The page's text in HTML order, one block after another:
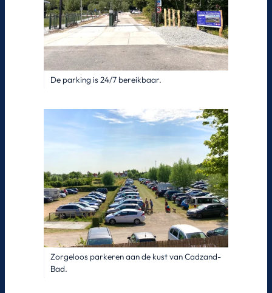
De parking is 24/7 bereikbaar.
Zorgeloos parkeren aan de kust van Cadzand-
Bad.